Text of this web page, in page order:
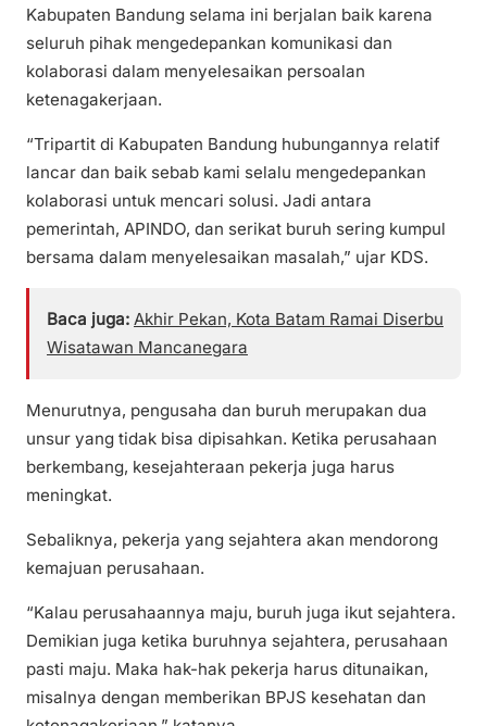
Kabupaten Bandung selama ini berjalan baik karena
seluruh pihak mengedepankan komunikasi dan
kolaborasi dalam menyelesaikan persoalan
ketenagakerjaan.
“Tripartit di Kabupaten Bandung hubungannya relatif
lancar dan baik sebab kami selalu mengedepankan
kolaborasi untuk mencari solusi. Jadi antara
pemerintah, APINDO, dan serikat buruh sering kumpul
bersama dalam menyelesaikan masalah,” ujar KDS.
Baca juga: Akhir Pekan, Kota Batam Ramai Diserbu
Wisatawan Mancanegara
Menurutnya, pengusaha dan buruh merupakan dua
unsur yang tidak bisa dipisahkan. Ketika perusahaan
berkembang, kesejahteraan pekerja juga harus
meningkat.
Sebaliknya, pekerja yang sejahtera akan mendorong
kemajuan perusahaan.
“Kalau perusahaannya maju, buruh juga ikut sejahtera.
Demikian juga ketika buruhnya sejahtera, perusahaan
pasti maju. Maka hak-hak pekerja harus ditunaikan,
misalnya dengan memberikan BPJS kesehatan dan